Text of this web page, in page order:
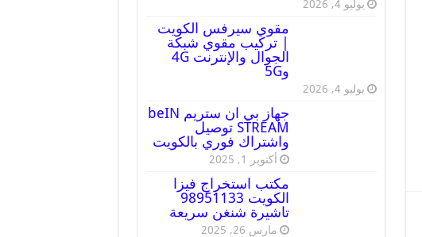
يوليو 4, 2026
مقوي سيرفس الكويت
| تركيب مقوي شبكة
الجوال والإنترنت 4G
و5G
يوليو 4, 2026
جهاز بي ان ستريم beIN
STREAM توصيل
واشتراك فوري بالكويت
أكتوبر 1, 2025
مكتب استخراج فيزا
الكويت 98951133
تاشيرة شنغن سريعة
مارس 26, 2025